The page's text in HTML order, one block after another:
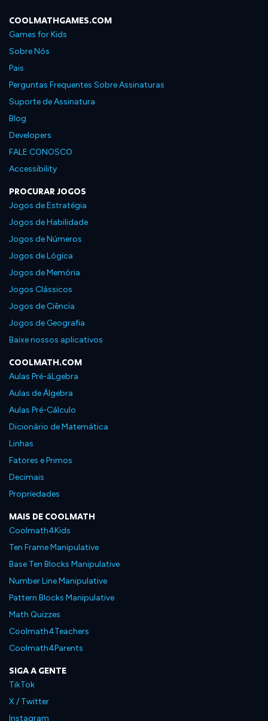
COOLMATHGAMES.COM
Games for Kids
Sobre Nós
Pais
Perguntas Frequentes Sobre Assinaturas
Suporte de Assinatura
Blog
Developers
FALE CONOSCO
Accessibility
PROCURAR JOGOS
Jogos de Estratégia
Jogos de Habilidade
Jogos de Números
Jogos de Lógica
Jogos de Memória
Jogos Clássicos
Jogos de Ciência
Jogos de Geografia
Baixe nossos aplicativos
COOLMATH.COM
Aulas Pré-áLgebra
Aulas de Álgebra
Aulas Pré-Cálculo
Dicionário de Matemática
Linhas
Fatores e Primos
Decimais
Propriedades
MAIS DE COOLMATH
Coolmath4Kids
Ten Frame Manipulative
Base Ten Blocks Manipulative
Number Line Manipulative
Pattern Blocks Manipulative
Math Quizzes
Coolmath4Teachers
Coolmath4Parents
SIGA A GENTE
TikTok
X / Twitter
Instagram